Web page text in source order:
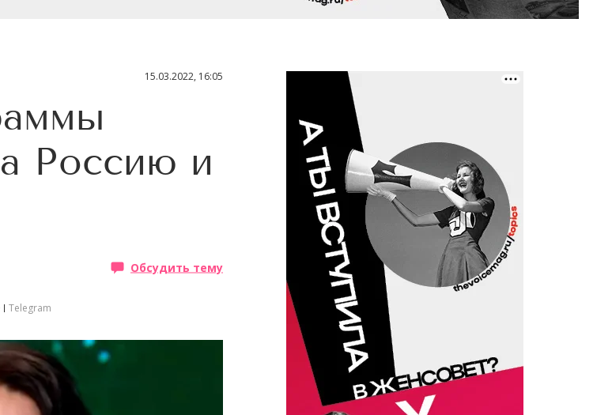
15.03.2022, 16:05
Россию и
Обсудить тему
Telegram